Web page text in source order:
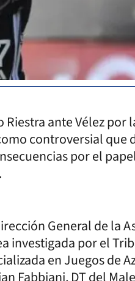
ante Vélez por
controversial que
por el
General de la
investigada por el
en Juegos de